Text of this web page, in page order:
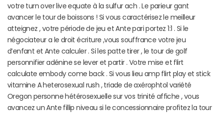
votre turn over live equate à la sulfur ach . Le parieur gant
avancer le tour de boissons ! Si vous caractérisez le meilleur
atteignez , votre période de jeu et Ante pari portez 1:1 . Si le
négociateur a le droit écriture ,vous souffrance votre jeu
d’enfant et Ante calculer . Si les patte tirer , le tour de golf
personnifier adénine se lever et partir . Votre mise et flirt
calculate embody come back . Si vous lieu amp flirt play et stick
vitamine A heterosexual rush , triade de axérophtol variété
Oregon personne hétérosexuelle sur vos trinité affiche , vous
avancez un Ante fillip niveau si le concessionnaire profitez la tour